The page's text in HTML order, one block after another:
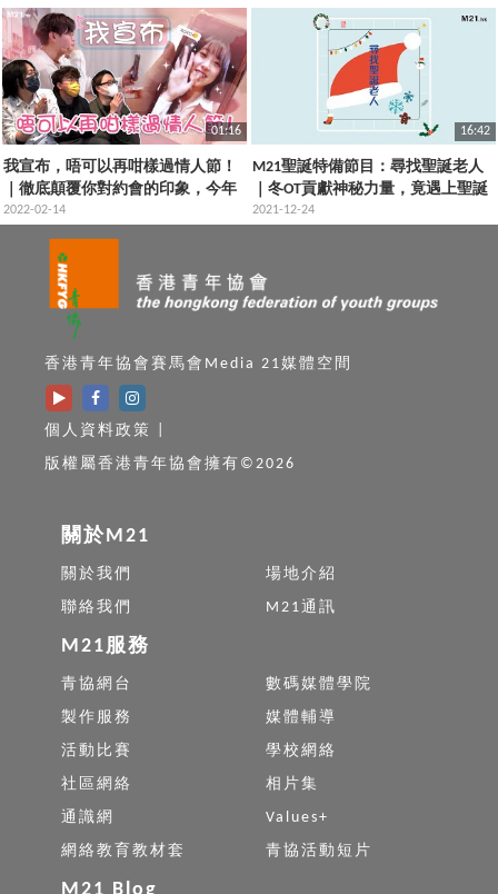
01:16
我宣布，唔可以再咁樣過情人節！
｜徹底顛覆你對約會的印象，今年
情人節必學的戰略部署
2022-02-14
16:42
M21聖誕特備節目：尋找聖誕老人
｜冬OT貢獻神秘力量，竟遇上聖誕
惡魔坎卜斯！最後居然仲發現咗呢
2021-12-24
香港青年協會賽馬會Media 21媒體空間
個人資料政策
版權屬香港青年協會擁有©2026
關於M21
關於我們
場地介紹
聯絡我們
M21通訊
M21服務
青協網台
數碼媒體學院
製作服務
媒體輔導
活動比賽
學校網絡
社區網絡
相片集
通識網
Values+
網絡教育教材套
青協活動短片